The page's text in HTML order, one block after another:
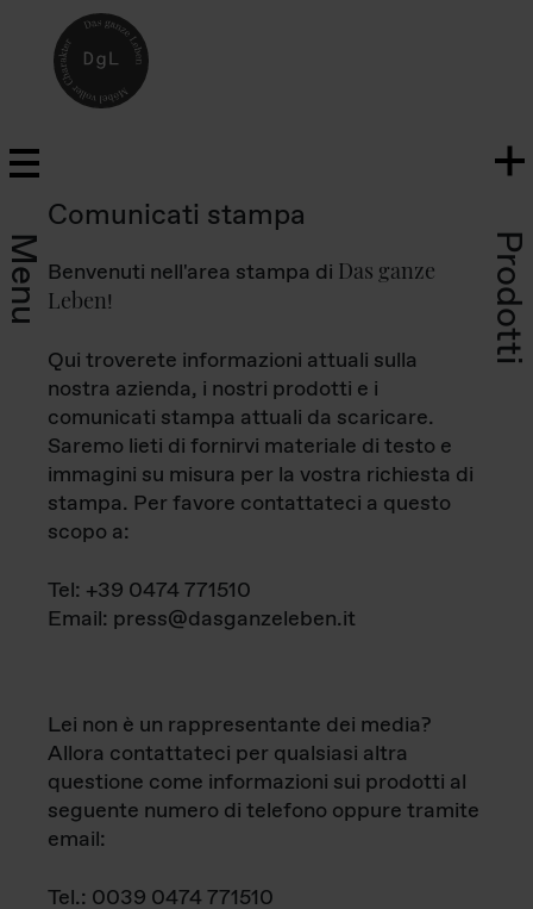
Menu Prodotti
Comunicati stampa
Benvenuti nell'area stampa di Das ganze
Leben!
Qui troverete informazioni attuali sulla
nostra azienda, i nostri prodotti e i
comunicati stampa attuali da scaricare.
Saremo lieti di fornirvi materiale di testo e
immagini su misura per la vostra richiesta di
stampa. Per favore contattateci a questo
scopo a:
Tel: +39 0474 771510
Email: press@dasganzeleben.it
Lei non è un rappresentante dei media?
Allora contattateci per qualsiasi altra
questione come informazioni sui prodotti al
seguente numero di telefono oppure tramite
email:
Tel.: 0039 0474 771510